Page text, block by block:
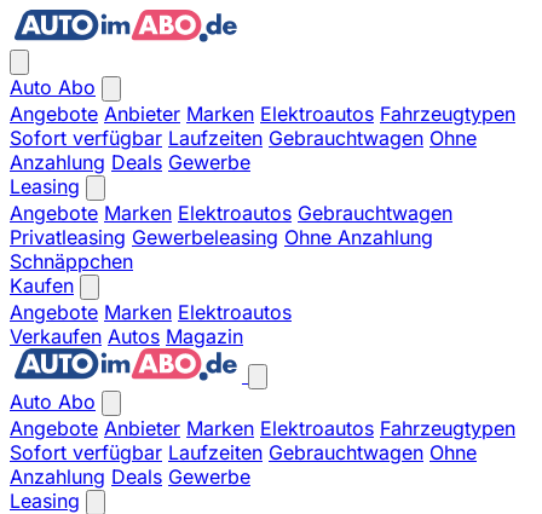
Auto Abo
Angebote Anbieter Marken Elektroautos Fahrzeugtypen
Sofort verfügbar Laufzeiten Gebrauchtwagen Ohne
Anzahlung Deals Gewerbe
Leasing
Angebote Marken Elektroautos Gebrauchtwagen
Privatleasing Gewerbeleasing Ohne Anzahlung
Schnäppchen
Kaufen
Angebote Marken Elektroautos
Verkaufen Autos Magazin
Auto Abo
Angebote Anbieter Marken Elektroautos Fahrzeugtypen
Sofort verfügbar Laufzeiten Gebrauchtwagen Ohne
Anzahlung Deals Gewerbe
Leasing